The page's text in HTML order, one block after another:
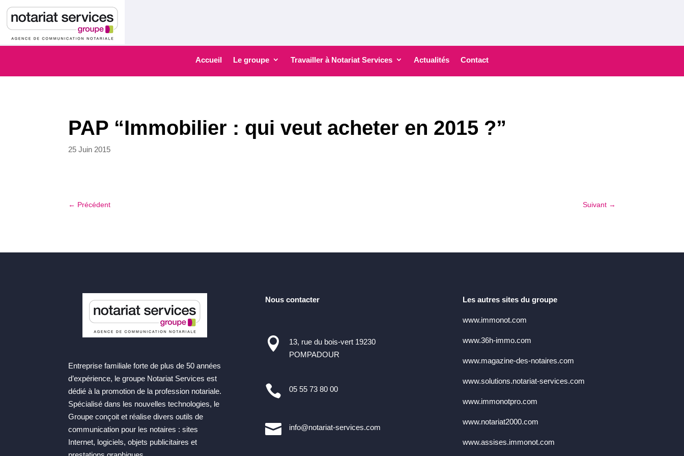
Accueil Le groupe Travailler à Notariat Services Actualités Contact
PAP “Immobilier : qui veut acheter en 2015 ?”
25 Juin 2015
← Précédent Suivant→
Entreprise familiale forte de plus de 50 années
d’expérience, le groupe Notariat Services est
dédié à la promotion de la profession notariale.
Spécialisé dans les nouvelles technologies, le
Groupe conçoit et réalise divers outils de
communication pour les notaires : sites
Internet, logiciels, objets publicitaires et
Nous contacter

13, rue du bois-vert 19230
POMPADOUR
 05 55 73 80 00
 info@notariat-services.com
Les autres sites du groupe
www.immonot.com
www.36h-immo.com
www.magazine-des-notaires.com
www.solutions.notariat-services.com
www.immonotpro.com
www.notariat2000.com
www.assises.immonot.com